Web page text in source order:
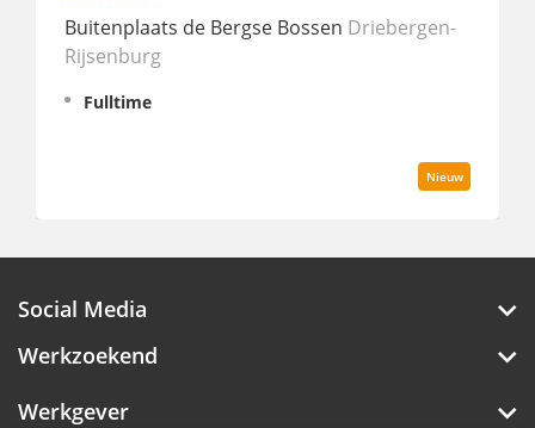
Buitenplaats de Bergse Bossen Driebergen-
Rijsenburg
Fulltime
Nieuw
Social Media
Werkzoekend
Werkgever